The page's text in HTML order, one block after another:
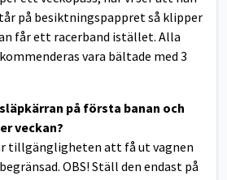
på besiktningspappret så klipper
får ett racerband istället. Alla
vara bältade med 3
på första banan och
veckan?
tillgängligheten att få ut vagnen
OBS! Ställ den endast på